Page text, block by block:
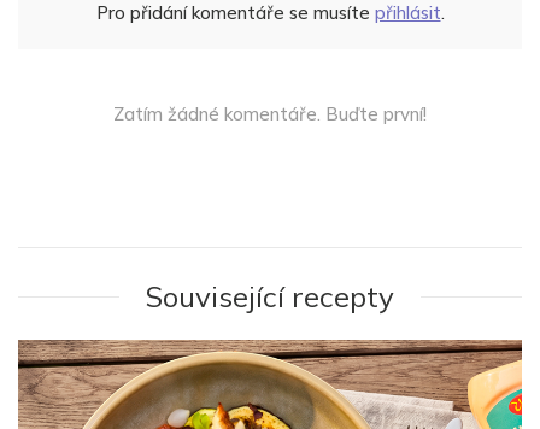
Pro přidání komentáře se musíte přihlásit.
Zatím žádné komentáře. Buďte první!
Související recepty